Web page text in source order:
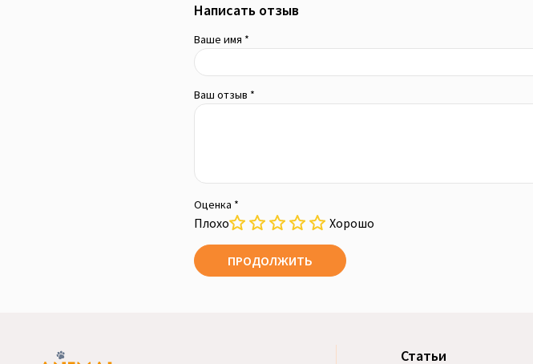
Написать отзыв
Ваше имя *
Ваш отзыв *
Оценка *
Плохо Хорошо
ПРОДОЛЖИТЬ
Статьи